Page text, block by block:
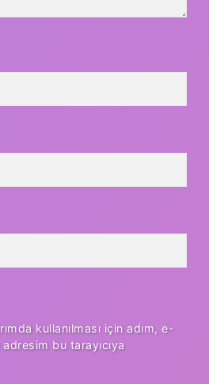
kullanılması için adım, e-
bu tarayıcıya